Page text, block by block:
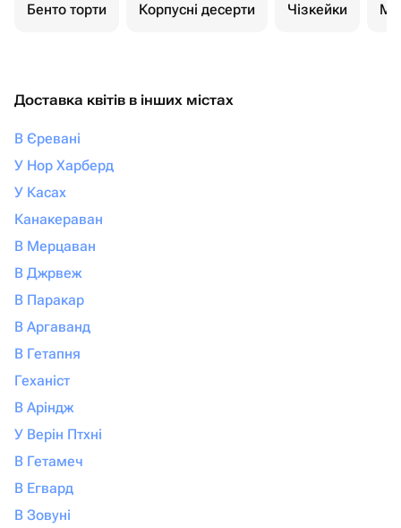
Бенто торти Корпусні десерти Чізкейки
Доставка квітів в інших містах
В Єревані
У Нор Харберд
У Касах
Канакераван
В Мерцаван
В Джрвеж
В Паракар
В Аргаванд
В Гетапня
Геханіст
В Аріндж
У Верін Птхні
В Гетамеч
В Егвард
В Зовуні